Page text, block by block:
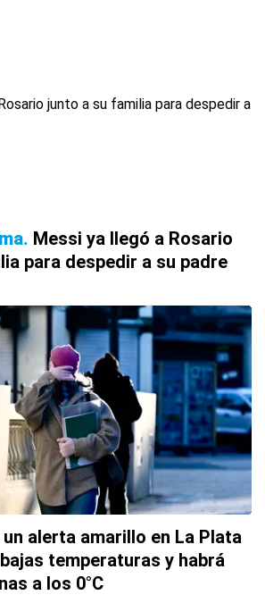
Messi ya llegó a Rosario
para despedir a su padre
un alerta amarillo en La Plata
temperaturas y habrá
a los 0°C